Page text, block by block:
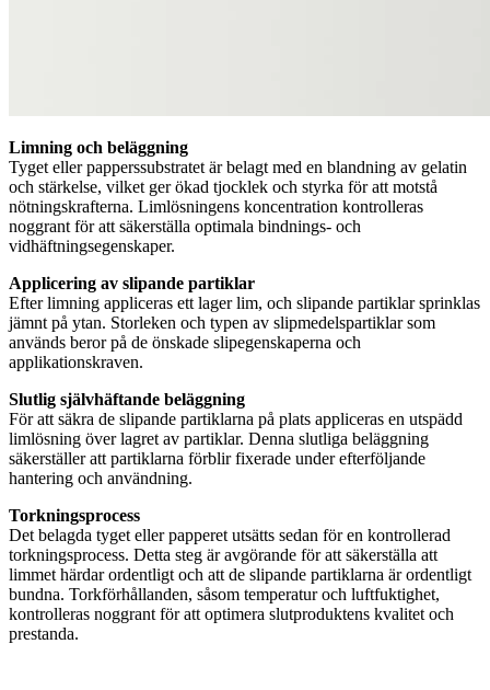
Limning och beläggning
Tyget eller papperssubstratet är belagt med en blandning av gelatin
och stärkelse, vilket ger ökad tjocklek och styrka för att motstå
nötningskrafterna. Limlösningens koncentration kontrolleras
noggrant för att säkerställa optimala bindnings- och
vidhäftningsegenskaper.
Applicering av slipande partiklar
Efter limning appliceras ett lager lim, och slipande partiklar sprinklas
jämnt på ytan. Storleken och typen av slipmedelspartiklar som
används beror på de önskade slipegenskaperna och
applikationskraven.
Slutlig självhäftande beläggning
För att säkra de slipande partiklarna på plats appliceras en utspädd
limlösning över lagret av partiklar. Denna slutliga beläggning
säkerställer att partiklarna förblir fixerade under efterföljande
hantering och användning.
Torkningsprocess
Det belagda tyget eller papperet utsätts sedan för en kontrollerad
torkningsprocess. Detta steg är avgörande för att säkerställa att
limmet härdar ordentligt och att de slipande partiklarna är ordentligt
bundna. Torkförhållanden, såsom temperatur och luftfuktighet,
kontrolleras noggrant för att optimera slutproduktens kvalitet och
prestanda.